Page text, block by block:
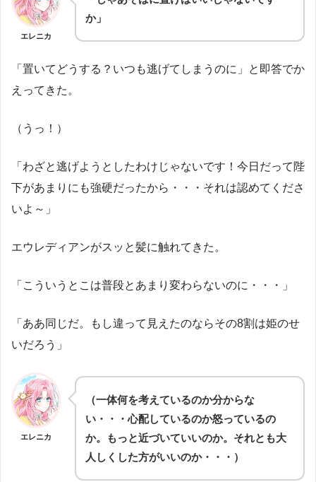
エレニカ
か」
「置いてどうする？いつも逃げてしまうのに」と即答でか
えってきた。
（うっ！）
「わざと逃げようとしたわけじゃないです！今日だって陛
下があまりにも強硬だったから・・・それは認めてくださ
いよ～」
エウレディアンがスッと髪に触れてきた。
「こういうとこは普段とあまり変わらないのに・・・」
「ああ同じだ。もし違って見えたのならその8割は姫のせ
いだろう」
エレニカ
（一体何を考えているのか分からな
い・・・心配しているのか怒っているの
か。もっと近づいていいのか。それとも大
人しくした方がいいのか・・・）